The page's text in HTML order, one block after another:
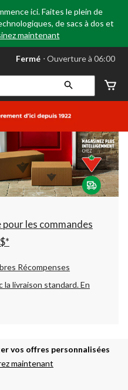
ici. Faites le plein de
de sacs à dos et
maintenant
votre
préféré
Leduc,
AB,
courament
Ouverture
à
06:00
cliquer
pour
changer
Fermé ⋅ Ouverture à 06:00
les commandes
Récompenses
la livraison standard.En
vos offres personnalisées
maintenant